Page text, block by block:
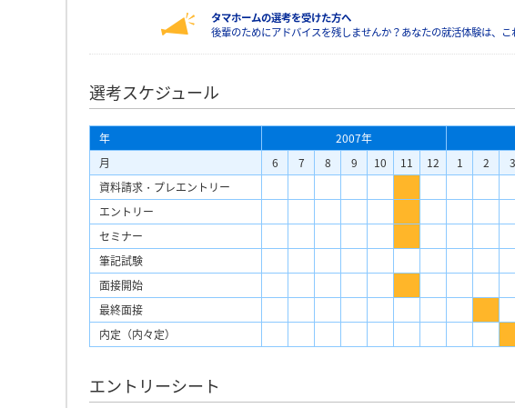
動画で知ろう！業界・企業研究
タマホームの選考を受けた方へ
後輩のためにアドバイスを残しませんか？あなたの就活体験は、
選考スケジュール
年 2007年
月
6 7 8 9 10 11 12 1 2 3
資料請求・プレエントリー
エントリー
セミナー
筆記試験
面接開始
最終面接
内定（内々定）
エントリーシート